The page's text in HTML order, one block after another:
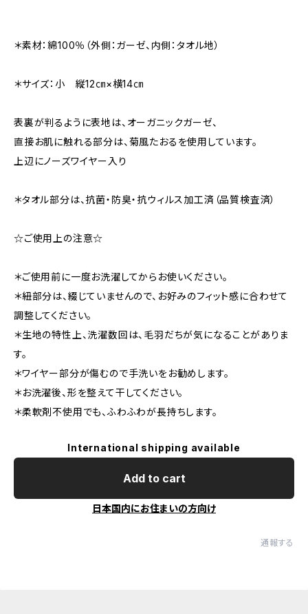
＊素材：綿100％（外側：ガーゼ、内側：タオル地）
＊サイズ：小 縦12㎝×横14㎝
表裏が判るように表地は、オーガニックガーゼ、
直接お肌に触れる部分は、菊風たおるを使用しています。
上辺にノーズワイヤー入り
＊タオル部分は、抗菌・防臭・抗ウィルス加工済（品質検査済）
☆ご使用上の注意☆
＊ご使用前に一度お洗濯してからお使いください。
＊紐部分は、綴じていませんので、お好みのフィット感に合わせて
調整してください。
＊生地の特性上、洗濯数回は、毛羽だちが気になることがありま
す。
＊ワイヤー部分が傷むので手洗いをお勧めします。
＊お洗濯後、形を整えて干してください。
＊柔軟剤不使用でも、ふわふわが長持ちします。
International shipping available
Add to cart
日本国内にお住まいの方向け
通報する